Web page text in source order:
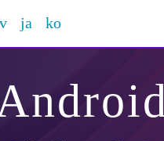
ja ko